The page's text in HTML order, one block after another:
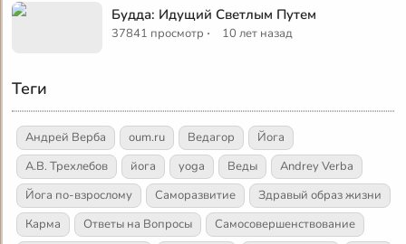
Будда: Идущий Светлым Путем
37841 просмотр · 10 лет назад
Теги
Андрей Верба oum.ru Ведагор
Йога
А.В. Трехлебов
йога yoga Веды
Andrey Verba
Йога по-взрослому
Саморазвитие
Здравый образ жизни
Карма
Ответы на Вопросы
Самосовершенствование